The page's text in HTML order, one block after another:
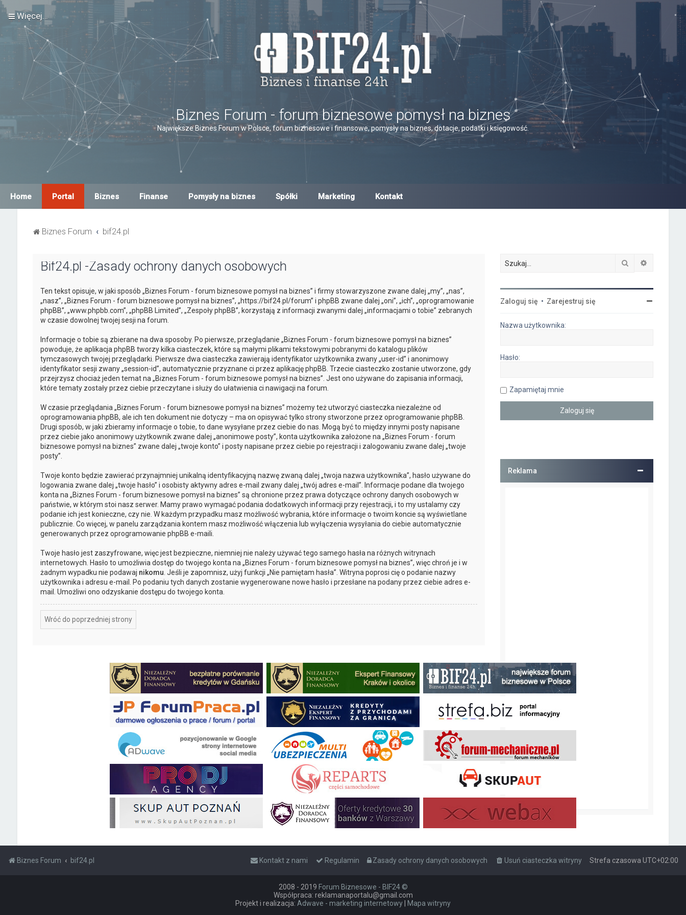
Więcej…
Biznes Forum - forum biznesowe pomysł na biznes
Największe Biznes Forum w Polsce, forum biznesowe i finansowe, pomysły na biznes, dotacje, podatki i księgowość.
Home Portal Biznes Finanse Pomysły na biznes Spółki Marketing Kontakt
Biznes Forum bif24.pl
Bif24.pl -Zasady ochrony danych osobowych
Ten tekst opisuje, w jaki sposób „Biznes Forum - forum biznesowe pomysł na biznes” i firmy stowarzyszone zwane dalej „my”, „nas”,
„nasz”, „Biznes Forum - forum biznesowe pomysł na biznes”, „https://bif24.pl/forum” i phpBB zwane dalej „oni”, „ich”, „oprogramowanie
phpBB”, „www.phpbb.com”, „phpBB Limited”, „Zespoły phpBB”, korzystają z informacji zwanymi dalej „informacjami o tobie” zebranych
w czasie dowolnej twojej sesji na forum.
Informacje o tobie są zbierane na dwa sposoby. Po pierwsze, przeglądanie „Biznes Forum - forum biznesowe pomysł na biznes”
powoduje, że aplikacja phpBB tworzy kilka ciasteczek, które są małymi plikami tekstowymi pobranymi do katalogu plików
tymczasowych twojej przeglądarki. Pierwsze dwa ciasteczka zawierają identyfikator użytkownika zwany „user-id” i anonimowy
identyfikator sesji zwany „session-id”, automatycznie przyznane ci przez aplikację phpBB. Trzecie ciasteczko zostanie utworzone, gdy
przejrzysz chociaż jeden temat na „Biznes Forum - forum biznesowe pomysł na biznes”. Jest ono używane do zapisania informacji,
które tematy zostały przez ciebie przeczytane i służy do ułatwienia ci nawigacji na forum.
W czasie przeglądania „Biznes Forum - forum biznesowe pomysł na biznes” możemy też utworzyć ciasteczka niezależne od
oprogramowania phpBB, ale ich ten dokument nie dotyczy – ma on opisywać tylko strony stworzone przez oprogramowanie phpBB.
Drugi sposób, w jaki zbieramy informacje o tobie, to dane wysyłane przez ciebie do nas. Mogą być to między innymi posty napisane
przez ciebie jako anonimowy użytkownik zwane dalej „anonimowe posty”, konta użytkownika założone na „Biznes Forum - forum
biznesowe pomysł na biznes” zwane dalej „twoje konto” i posty napisane przez ciebie po rejestracji i zalogowaniu zwane dalej „twoje
posty”.
Twoje konto będzie zawierać przynajmniej unikalną identyfikacyjną nazwę zwaną dalej „twoja nazwa użytkownika”, hasło używane do
logowania zwane dalej „twoje hasło” i osobisty aktywny adres e-mail zwany dalej „twój adres e-mail”. Informacje podane dla twojego
konta na „Biznes Forum - forum biznesowe pomysł na biznes” są chronione przez prawa dotyczące ochrony danych osobowych w
państwie, w którym stoi nasz serwer. Mamy prawo wymagać podania dodatkowych informacji przy rejestracji, i to my ustalamy czy
podanie ich jest konieczne, czy nie. W każdym przypadku masz możliwość wybrania, które informacje o twoim koncie są wyświetlane
publicznie. Co więcej, w panelu zarządzania kontem masz możliwość włączenia lub wyłączenia wysyłania do ciebie automatycznie
generowanych przez oprogramowanie phpBB e-maili.
Twoje hasło jest zaszyfrowane, więc jest bezpieczne, niemniej nie należy używać tego samego hasła na różnych witrynach
internetowych. Hasło to umożliwia dostęp do twojego konta na „Biznes Forum - forum biznesowe pomysł na biznes”, więc chroń je i w
żadnym wypadku nie podawaj nikomu . Jeśli je zapomnisz, użyj funkcji „Nie pamiętam hasła”. Witryna poprosi cię o podanie nazwy
użytkownika i adresu e-mail. Po podaniu tych danych zostanie wygenerowane nowe hasło i przesłane na podany przez ciebie adres e-
mail. Umożliwi ono odzyskanie dostępu do twojego konta.
Wróć do poprzedniej strony
Szukaj
Zaloguj się • Zarejestruj się
Nazwa użytkownika:
Hasło:
Zapamiętaj mnie
Reklama
Biznes Forum bif24.pl Strefa czasowa UTC+02:00
Usuń ciasteczka witryny
Zasady ochrony danych osobowych
Regulamin
Kontakt z nami
2008 - 2019 Forum Biznesowe - BIF24 ©
Współpraca: reklamanaportalu@gmail.com
Projekt i realizacja: Adwave - marketing internetowy Mapa witryny